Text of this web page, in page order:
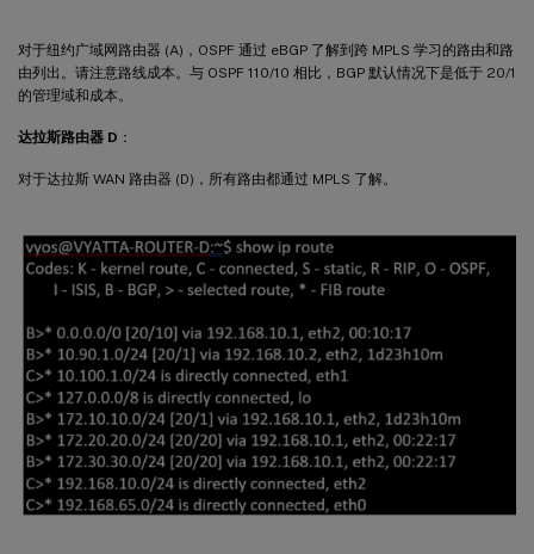
对于纽约广域网路由器 (A)，OSPF 通过 eBGP 了解到跨 MPLS 学习的路由和路
由列出。请注意路线成本。与 OSPF 110/10 相比，BGP 默认情况下是低于 20/1
的管理域和成本。
达拉斯路由器 D ：
对于达拉斯 WAN 路由器 (D)，所有路由都通过 MPLS 了解。